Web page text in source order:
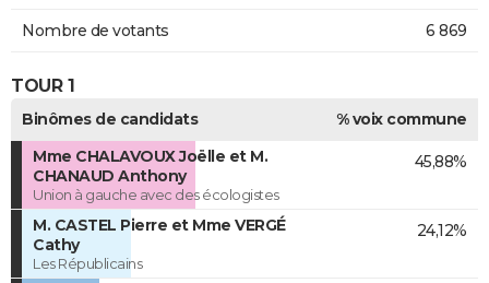
Nombre de votants 6 869
TOUR 1
Binômes de candidats
% voix commune
Mme CHALAVOUX Joëlle et M.
CHANAUD Anthony
Union à gauche avec des écologistes
45,88%
M. CASTEL Pierre et Mme VERGÉ
Cathy
Les Républicains
24,12%